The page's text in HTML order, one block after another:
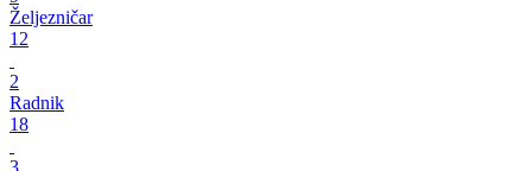
Željezničar
12
2
Radnik
18
3